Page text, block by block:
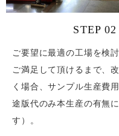
STEP
ご要望に最適の工場を検
ご満足して頂けるまで、
く場合、サンプル生産費
途版代のみ本生産の有無
す）。